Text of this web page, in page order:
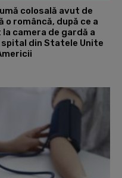
colosală avut de
o româncă, după ce a
camera de gardă a
spital din Statele Unite